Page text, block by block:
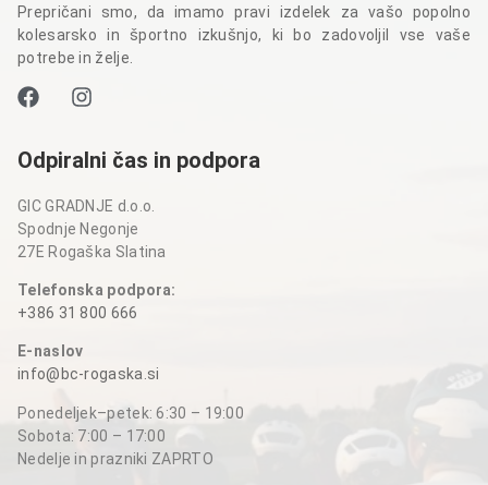
Prepričani smo, da imamo pravi izdelek za vašo popolno
kolesarsko in športno izkušnjo, ki bo zadovoljil vse vaše
potrebe in želje.
Odpiralni čas in podpora
GIC GRADNJE d.o.o.
Spodnje Negonje
27E Rogaška Slatina
Telefonska podpora:
+386 31 800 666
E-naslov
info@bc-rogaska.si
Ponedeljek–petek: 6:30 – 19:00
Sobota: 7:00 – 17:00
Nedelje in prazniki ZAPRTO